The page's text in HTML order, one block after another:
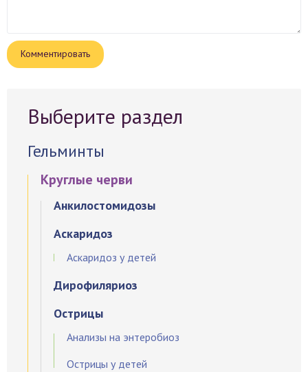
Выберите раздел
Гельминты
Круглые черви
Анкилостомидозы
Аскаридоз
Аскаридоз у детей
Дирофиляриоз
Острицы
Анализы на энтеробиоз
Острицы у детей